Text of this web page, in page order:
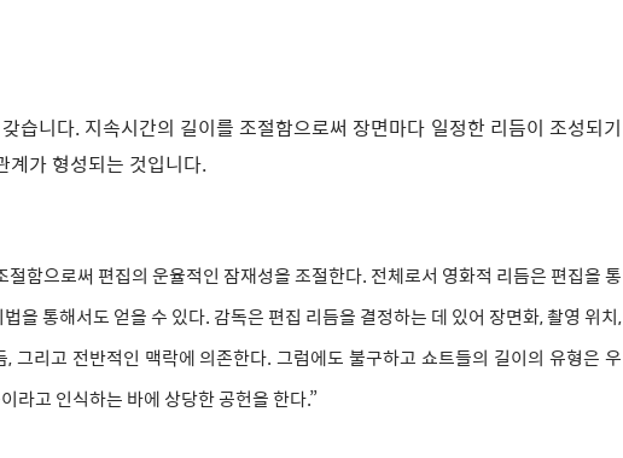
습니다. 지속시간의 길이를 조절함으로써 장면마다 일정한 리듬이 조성되기
계가 형성되는 것입니다.
절함으로써 편집의 운율적인 잠재성을 조절한다. 전체로서 영화적 리듬은 편집을 통
을 통해서도 얻을 수 있다. 감독은 편집 리듬을 결정하는 데 있어 장면화, 촬영 위치,
그리고 전반적인 맥락에 의존한다. 그럼에도 불구하고 쇼트들의 길이의 유형은 우
라고 인식하는 바에 상당한 공헌을 한다.”